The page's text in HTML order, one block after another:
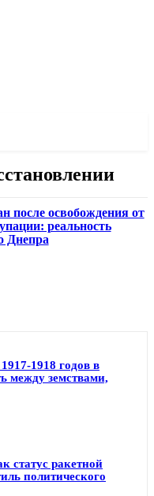
после освобождения от
реальность
Днепра
1918 годов в
между земствами,
статус ракетной
политического